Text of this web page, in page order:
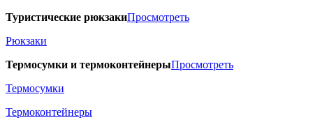
Туристические рюкзакиПросмотреть
Рюкзаки
Термосумки и термоконтейнерыПросмотреть
Термосумки
Термоконтейнеры